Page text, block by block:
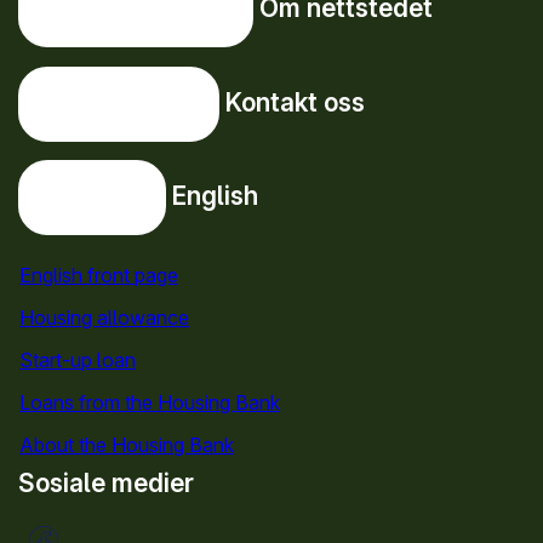
Om nettstedet
Kontakt oss
English
English front page
Housing allowance
Start-up loan
Loans from the Housing Bank
About the Housing Bank
Sosiale medier